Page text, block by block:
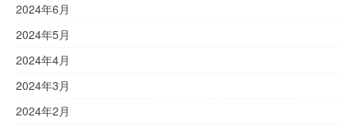
2024年6月
2024年5月
2024年4月
2024年3月
2024年2月